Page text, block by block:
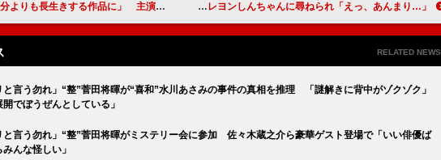
きする作品に」 主演ドラマ「最愛」が「総務大臣賞」を受賞 川栄李奈、朝ドラの役作りが忍者アクションに生きた？ クレヨンしんちゃんに尋ねられ「えっ、あんまり…」
RELATED NEWS
と言う勿れ」“整”菅田将暉が“喜和”水川あさみの事件の真相を推理 「謎解きに背中がゾクゾク」
開でぼうぜんとしている」
と言う勿れ」“整”菅田将暉がミステリー会に参加 佐々木蔵之介ら豪華ゲスト登場で「いい俳優ば
んな怪しい」